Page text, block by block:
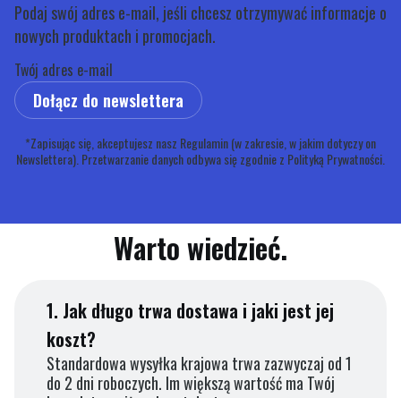
Podaj swój adres e-mail, jeśli chcesz otrzymywać informacje o
nowych produktach i promocjach.
Twój adres e-mail
Dołącz do newslettera
*Zapisując się, akceptujesz nasz Regulamin (w zakresie, w jakim dotyczy on
Newslettera). Przetwarzanie danych odbywa się zgodnie z Polityką Prywatności.
Warto wiedzieć.
1. Jak długo trwa dostawa i jaki jest jej
koszt?
Standardowa wysyłka krajowa trwa zazwyczaj od 1
do 2 dni roboczych. Im większą wartość ma Twój